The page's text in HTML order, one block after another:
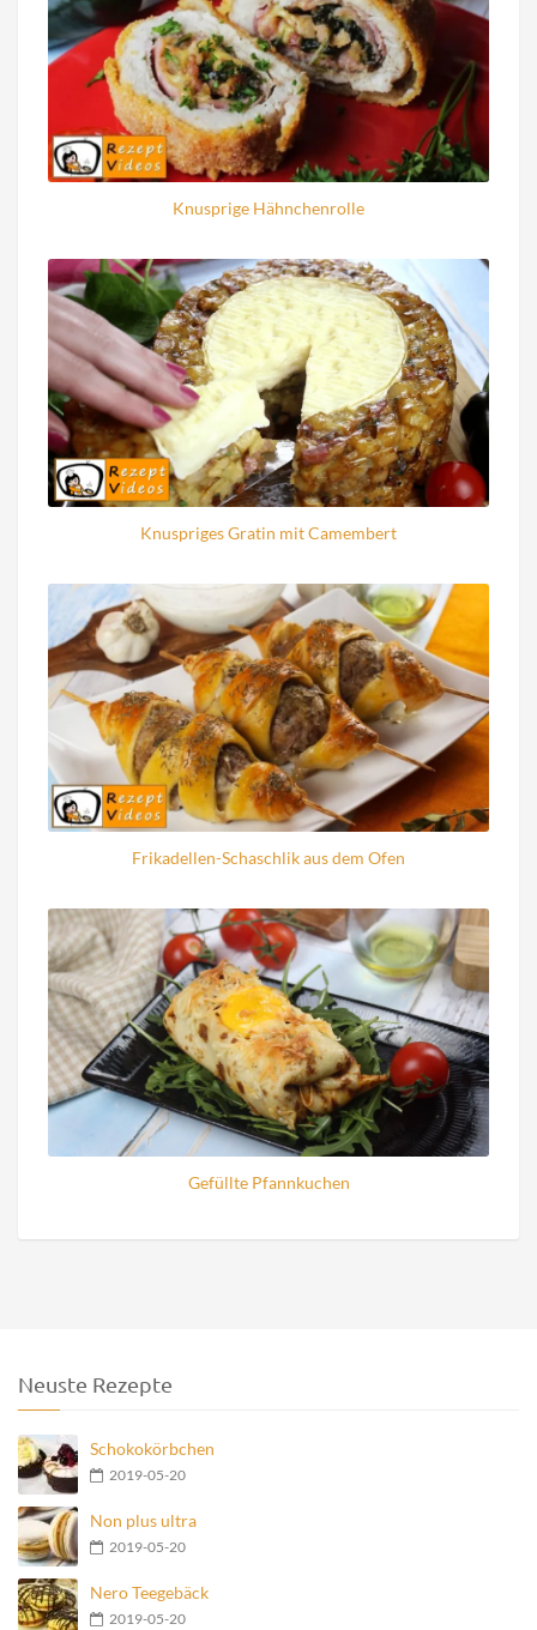
Knusprige Hähnchenrolle
Knuspriges Gratin mit Camembert
Frikadellen-Schaschlik aus dem Ofen
Gefüllte Pfannkuchen
Neuste Rezepte
Schokokörbchen
2019-05-20
Non plus ultra
2019-05-20
Nero Teegebäck
2019-05-20